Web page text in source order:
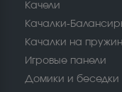
Качели
Качалки-
Качалки на
Игровые панели
Домики и беседки